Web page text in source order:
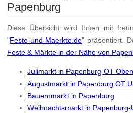
Papenburg
Diese Übersicht wird Ihnen mit
"Feste-und-Maerkte.de" präsentiert.
Feste & Märkte in der Nähe von
Julimarkt in Papenburg OT
Augustmarkt in Papenburg OT
Bauernmarkt in Papenburg
Weihnachtsmarkt in